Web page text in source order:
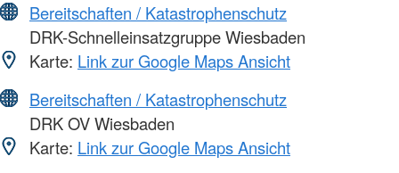
Bereitschaften / Katastrophenschutz
DRK-Schnelleinsatzgruppe Wiesbaden
Karte: Link zur Google Maps Ansicht
Bereitschaften / Katastrophenschutz
DRK OV Wiesbaden
Karte: Link zur Google Maps Ansicht